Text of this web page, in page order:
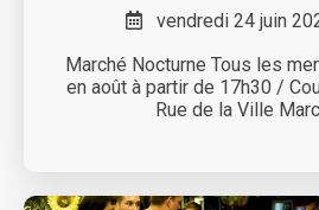
vendredi 24 juin
Marché Nocturne Tous les
en août à partir de 17h30 /
Rue de la Ville